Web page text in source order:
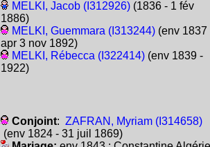
MELKI, Jacob (I312926)(1836 - 1 fév
1886)
MELKI, Guemmara (I313244)(env 1837
apr 3 nov 1892)
MELKI, Rébecca (I322414)(env 1839 -
1922)
Conjoint: ZAFRAN, Myriam (I314658)
(env 1824 - 31 juil 1869)